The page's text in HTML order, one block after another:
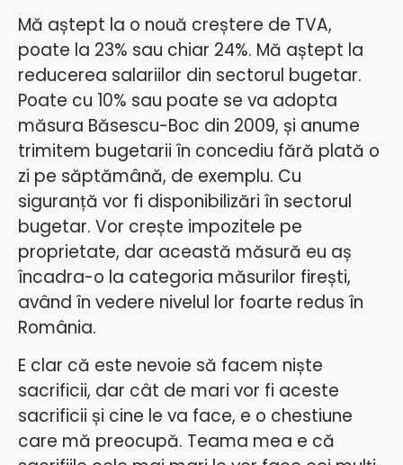
Mă aștept la o nouă creștere de TVA,
poate la 23% sau chiar 24%. Mă aștept la
reducerea salariilor din sectorul bugetar.
Poate cu 10% sau poate se va adopta
măsura Băsescu-Boc din 2009, și anume
trimitem bugetarii în concediu fără plată o
zi pe săptămână, de exemplu. Cu
siguranță vor fi disponibilizări în sectorul
bugetar. Vor crește impozitele pe
proprietate, dar această măsură eu aș
încadra-o la categoria măsurilor firești,
având în vedere nivelul lor foarte redus în
România.
E clar că este nevoie să facem niște
sacrificii, dar cât de mari vor fi aceste
sacrificii și cine le va face, e o chestiune
care mă preocupă. Teama mea e că